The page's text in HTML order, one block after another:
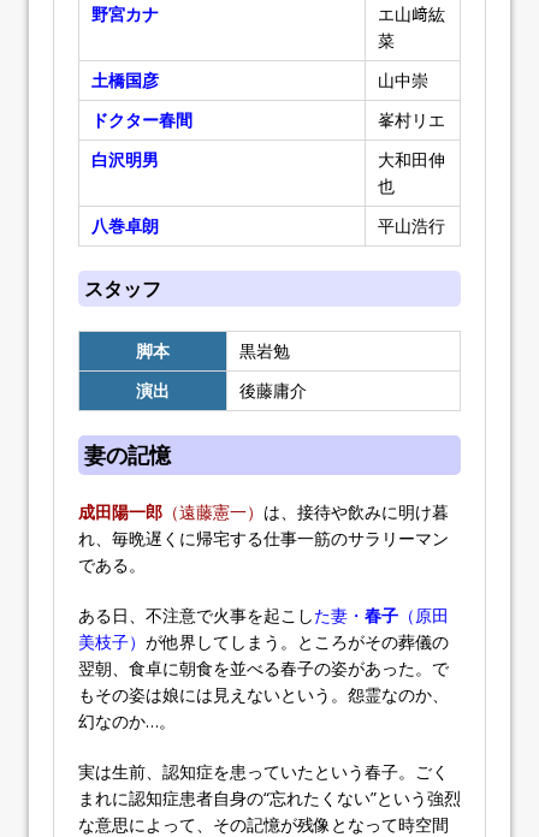
野宮カナ
エ山﨑紘
菜
土橋国彦
山中崇
ドクター春間
峯村リエ
白沢明男
大和田伸
也
八巻卓朗
平山浩行
スタッフ
脚本
黒岩勉
演出
後藤庸介
妻の記憶
成田陽一郎 （遠藤憲一） は、接待や飲みに明け暮
れ、毎晩遅くに帰宅する仕事一筋のサラリーマン
である。
ある日、不注意で火事を起こした妻・ 春子 （原田
美枝子） が他界してしまう。ところがその葬儀の
翌朝、食卓に朝食を並べる春子の姿があった。で
もその姿は娘には見えないという。怨霊なのか、
幻なのか…。
実は生前、認知症を患っていたという春子。ごく
まれに認知症患者自身の“忘れたくない”という強烈
な意思によって、その記憶が残像となって時空間